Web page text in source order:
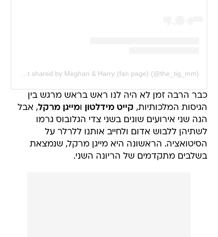
כבר הרבה זמן לא היה לנו ראש בראש מרגש בין
הגיסות המלכותיות, קייט מידלטון ומייגן מרקל, אבל
הנה שני אירועים שונים בשני צדי הגלובוס גרמו
לשתיהן ללבוש אדום ולחייב אותנו ללרלר על
הסיטואציה. הראשונה היא מייגן מרקל, שנמצאת
בשלבים מתקדמים של הריונה השני.